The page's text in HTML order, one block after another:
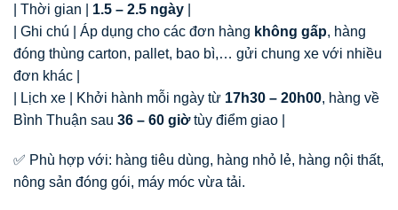
| Thời gian | 1.5 – 2.5 ngày
| Ghi chú | Áp dụng cho các đơn hàng không gấp, hàng
đóng thùng carton, pallet, bao bì,… gửi chung xe với nhiều
đơn khác |
| Lịch xe | Khởi hành mỗi ngày từ 17h30 – 20h00, hàng về
Bình Thuận sau 36 – 60 giờtùy điểm giao |
✅ Phù hợp với: hàng tiêu dùng, hàng nhỏ lẻ, hàng nội thất,
nông sản đóng gói, máy móc vừa tải.